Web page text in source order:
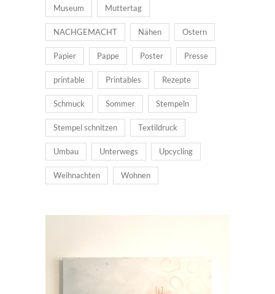
Museum Muttertag
NACHGEMACHT Nähen Ostern
Papier Pappe Poster Presse
printable Printables Rezepte
Schmuck Sommer Stempeln
Stempel schnitzen Textildruck
Umbau Unterwegs Upcycling
Weihnachten Wohnen